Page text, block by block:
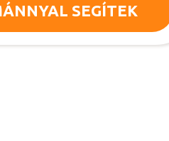
SEGÍTEK